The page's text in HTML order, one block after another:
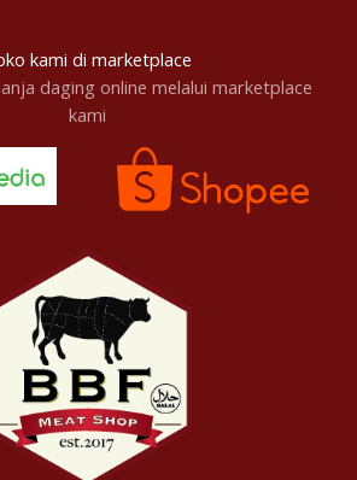
kami di marketplace
daging online melalui marketplace
kami